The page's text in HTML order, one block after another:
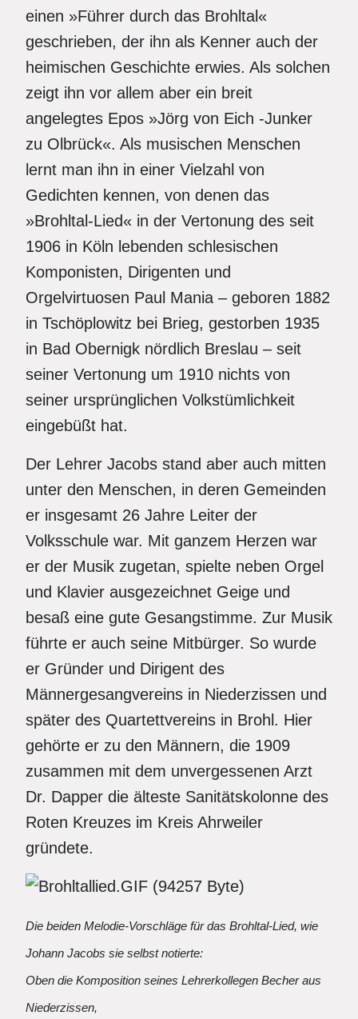
einen »Führer durch das Brohltal«
geschrieben, der ihn als Kenner auch der
heimischen Geschichte erwies. Als solchen
zeigt ihn vor allem aber ein breit
angelegtes Epos »Jörg von Eich -Junker
zu Olbrück«. Als musischen Menschen
lernt man ihn in einer Vielzahl von
Gedichten kennen, von denen das
»Brohltal-Lied« in der Vertonung des seit
1906 in Köln lebenden schlesischen
Komponisten, Dirigenten und
Orgelvirtuosen Paul Mania – geboren 1882
in Tschöplowitz bei Brieg, gestorben 1935
in Bad Obernigk nördlich Breslau – seit
seiner Vertonung um 1910 nichts von
seiner ursprünglichen Volkstümlichkeit
eingebüßt hat.
Der Lehrer Jacobs stand aber auch mitten
unter den Menschen, in deren Gemeinden
er insgesamt 26 Jahre Leiter der
Volksschule war. Mit ganzem Herzen war
er der Musik zugetan, spielte neben Orgel
und Klavier ausgezeichnet Geige und
besaß eine gute Gesangstimme. Zur Musik
führte er auch seine Mitbürger. So wurde
er Gründer und Dirigent des
Männergesangvereins in Niederzissen und
später des Quartettvereins in Brohl. Hier
gehörte er zu den Männern, die 1909
zusammen mit dem unvergessenen Arzt
Dr. Dapper die älteste Sanitätskolonne des
Roten Kreuzes im Kreis Ahrweiler
gründete.
Die beiden Melodie-Vorschläge für das Brohltal-Lied, wie
Johann Jacobs sie selbst notierte:
Oben die Komposition seines Lehrerkollegen Becher aus
Niederzissen,